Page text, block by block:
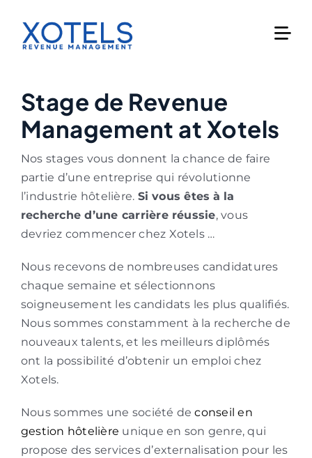
content
Stage de Revenue
Management at Xotels
Nos stages vous donnent la chance de faire
partie d’une entreprise qui révolutionne
l’industrie hôtelière. Si vous êtes à la
recherche d’une carrière réussie, vous
devriez commencer chez Xotels …
Nous recevons de nombreuses candidatures
chaque semaine et sélectionnons
soigneusement les candidats les plus qualifiés.
Nous sommes constamment à la recherche de
nouveaux talents, et les meilleurs diplômés
ont la possibilité d’obtenir un emploi chez
Xotels.
Nous sommes une société deconseil en
gestion hôtelière unique en son genre, qui
propose des services d’externalisation pour les